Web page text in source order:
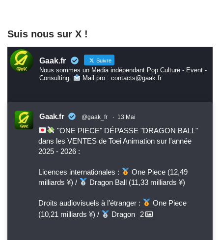
Suis nous sur X !
Gaak.fr Suivre
Nous sommes un Media indépendant Pop Culture - Event -
Consulting.
Mail pro : contacts@gaak.fr
Gaak.fr @gaak_fr · 13 Mai
"ONE PIECE" DÉPASSE "DRAGON BALL"
dans les VENTES de Toei Animation sur l'année
2025 - 2026 :
Licences internationales :
One Piece (12,49
milliards ¥) /
Dragon Ball (11,33 milliards ¥)
Droits audiovisuels à l’étranger :
One Piece
(10,21 milliards ¥) /
Dragon 2